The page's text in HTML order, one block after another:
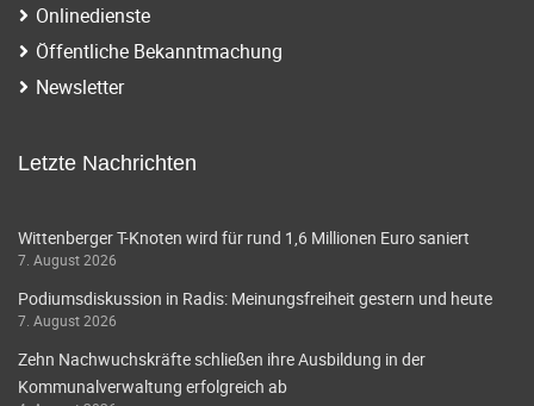
Onlinedienste
Öffentliche Bekanntmachung
Newsletter
Letzte Nachrichten
Wittenberger T-Knoten wird für rund 1,6 Millionen Euro saniert
7. August 2026
Podiumsdiskussion in Radis: Meinungsfreiheit gestern und heute
7. August 2026
Zehn Nachwuchskräfte schließen ihre Ausbildung in der
Kommunalverwaltung erfolgreich ab